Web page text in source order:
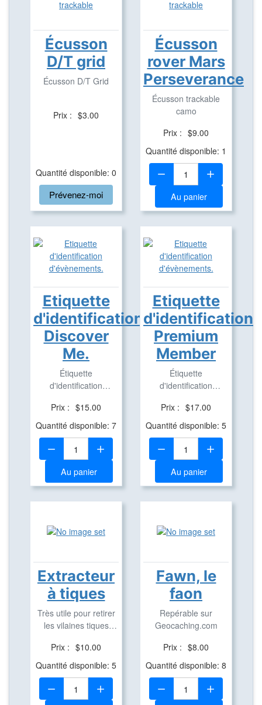
Écusson
D/T grid
Écusson D/T Grid
Prix : $3.00
Quantité disponible: 0
Prévenez-moi
Écusson
rover Mars
Perseverance
Écusson trackable
camo
Prix : $9.00
Quantité disponible: 1
Quantité:
Au panier
Etiquette
d'identification
Discover
Me.
Étiquette
d'identification
trackable.
Prix : $15.00
Quantité disponible: 7
Quantité:
Au panier
Etiquette
d'identification
Premium
Member
Étiquette
d'identification
trackable.
Prix : $17.00
Quantité disponible: 5
Quantité:
Au panier
Extracteur
à tiques
Très utile pour retirer
les vilaines tiques
Prix : $10.00
Quantité disponible: 5
Quantité:
Fawn, le
faon
Repérable sur
Geocaching.com
Prix : $8.00
Quantité disponible: 8
Quantité: